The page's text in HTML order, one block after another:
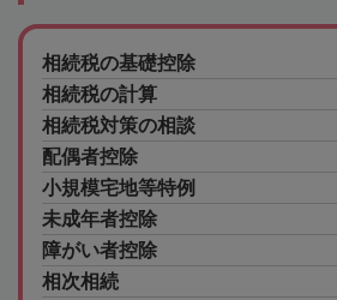
相続税の基礎控除
相続税の計算
相続税対策の相談
配偶者控除
小規模宅地等特例
未成年者控除
障がい者控除
相次相続